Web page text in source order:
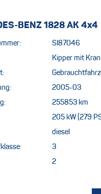
BENZ 1828 AK 4x4
SI87046
Kipper mit Kran
2005-03
255853 km
205 kW (279
diesel
3
2